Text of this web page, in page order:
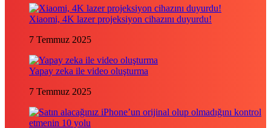
Xiaomi, 4K lazer projeksiyon cihazını duyurdu!
7 Temmuz 2025
Yapay zeka ile video oluşturma
7 Temmuz 2025